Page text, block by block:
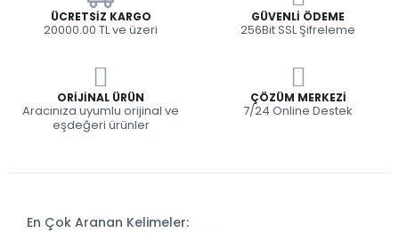
ÜCRETSIZ KARGO
20000.00 TL ve üzeri
GÜVENLI ÖDEME
256Bit SSL Şifreleme
ORIJINAL ÜRÜN
Aracınıza uyumlu orijinal ve
eşdeğeri ürünler
ÇÖZÜM MERKEZI
7/24 Online Destek
En Çok Aranan Kelimeler: